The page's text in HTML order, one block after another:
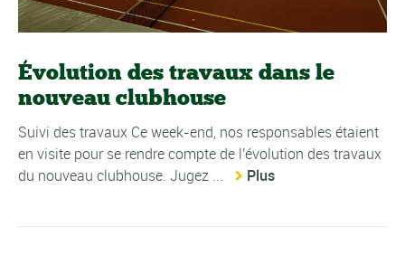
Évolution des travaux dans le
nouveau clubhouse
Suivi des travaux Ce week-end, nos responsables étaient
en visite pour se rendre compte de l'évolution des travaux
du nouveau clubhouse. Jugez ...
Plus